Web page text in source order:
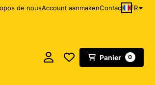
de nousAccount aanmakenContact FR
Panier 0